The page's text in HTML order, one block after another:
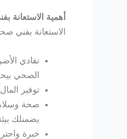
أهمية
الاستعانة بفني
تفادي
الصحي
توفير
صحة
يضمنلك
خبرة